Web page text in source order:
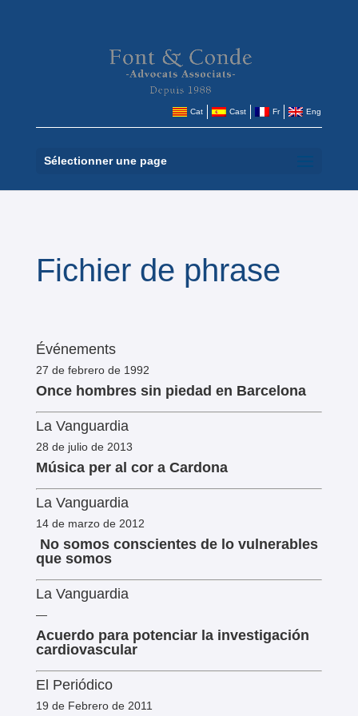
Cat Cast Fr Eng
Sélectionner une page
Fichier de phrase
Événements
27 de febrero de 1992
Once hombres sin piedad en Barcelona
La Vanguardia
28 de julio de 2013
Música per al cor a Cardona
La Vanguardia
14 de marzo de 2012
No somos conscientes de lo vulnerables
que somos
La Vanguardia
—
Acuerdo para potenciar la investigación
cardiovascular
El Periódico
19 de Febrero de 2011